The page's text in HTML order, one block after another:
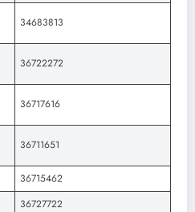
34683813
36722272
36717616
36711651
36715462
36727722